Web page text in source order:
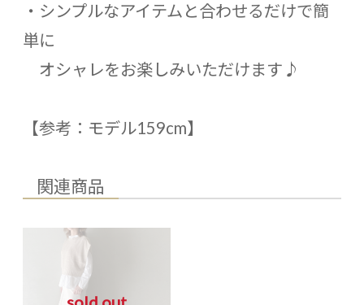
・シンプルなアイテムと合わせるだけで簡
単に
オシャレをお楽しみいただけます♪
【参考：モデル159cm】
関連商品